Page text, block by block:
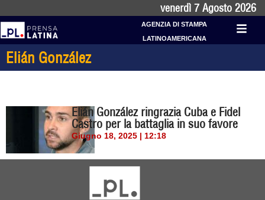
venerdì 7 Agosto 2026
AGENZIA DI STAMPA
LATINOAMERICANA
Elián González
Elián González ringrazia Cuba e Fidel
Castro per la battaglia in suo favore
Giugno 18, 2025 | 12:18